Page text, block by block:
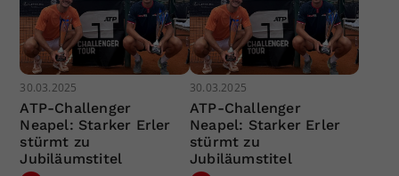
30.03.2025
ATP-Challenger
Neapel: Starker Erler
stürmt zu
Jubiläumstitel
30.03.2025
ATP-Challenger
Neapel: Starker Erler
stürmt zu
Jubiläumstitel